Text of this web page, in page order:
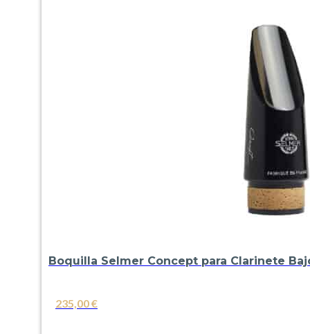
Boquilla Selmer Concept para Clarinete
235,00€